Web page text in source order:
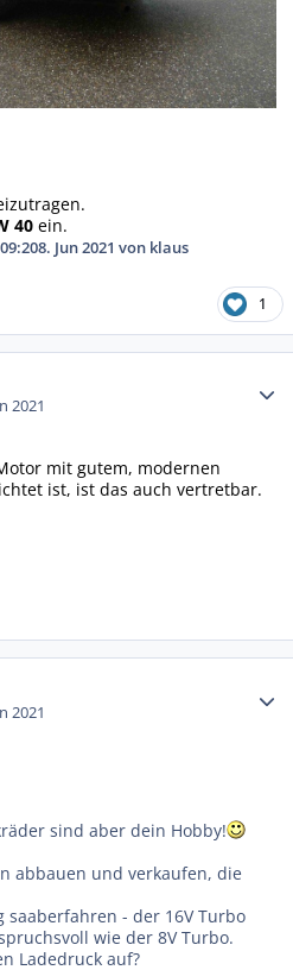
40 ein.
8. Jun 2021 von klaus
1
2021
mit gutem, modernen
ist, ist das auch vertretbar.
2021
sind aber dein Hobby!
abbauen und verkaufen, die
- der 16V Turbo
wie der 8V Turbo.
Ladedruck auf?